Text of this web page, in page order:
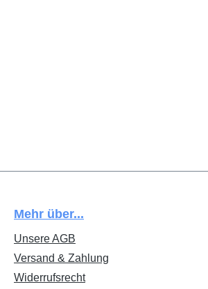
Mehr über...
Unsere AGB
Versand & Zahlung
Widerrufsrecht